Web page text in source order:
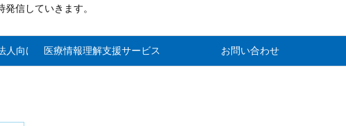
信していきます。
向け) 医療情報理解支援サービス お問い合わせ